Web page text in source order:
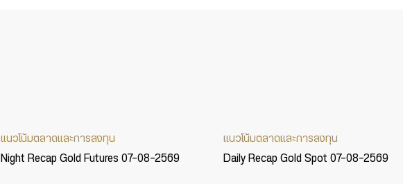
แนวโน้มตลาดและการลงทุน
Night Recap Gold Futures 07-08-2569
แนวโน้มตลาดและการลงทุน
Daily Recap Gold Spot 07-08-2569